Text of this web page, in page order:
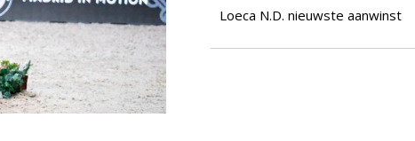
Loeca N.D. nieuwste aanwinst